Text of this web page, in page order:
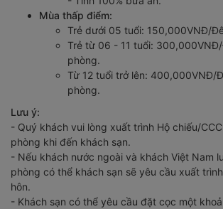
Mùa thấp điểm:
Trẻ dưới 05 tuổi: 150,000VNĐ/
Trẻ từ 06 - 11 tuổi:
phòng.
Từ 12 tuổi trở lên: 400,000VNĐ/
phòng.
Lưu ý:
- Quý khách vui lòng xuất trình Hộ chiếu/
phòng khi đến khách sạn.
- Nếu khách nước ngoài và khách Việt Nam
phòng có thể khách sạn sẽ yêu cầu xuất
hôn.
- Khách sạn có thể yêu cầu đặt cọc một